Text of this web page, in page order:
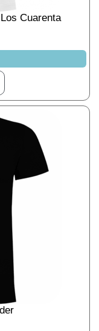
Cuarenta